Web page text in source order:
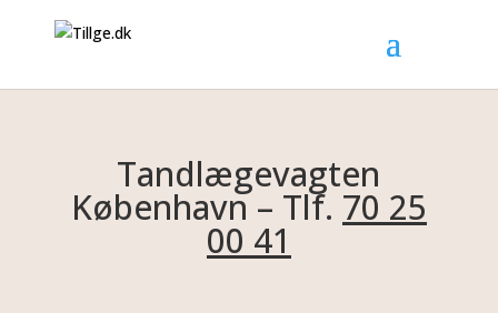
Tandlægevagten
København – Tlf. 70 25
00 41